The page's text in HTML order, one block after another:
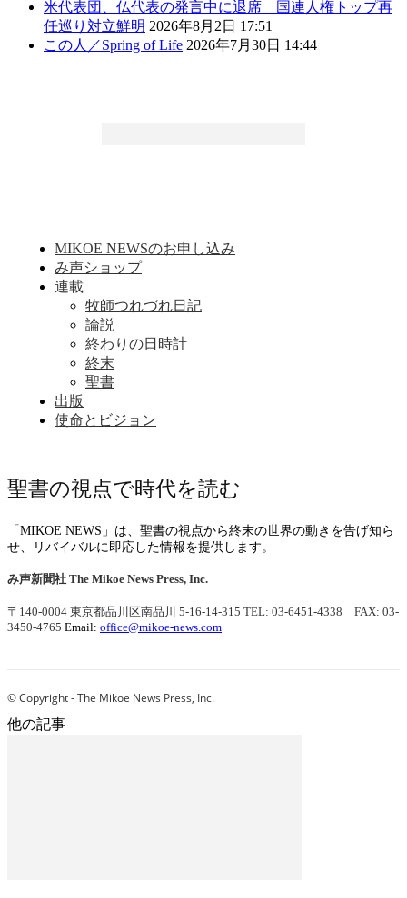
米代表団、仏代表の発言中に退席 国連人権トップ再
任巡り対立鮮明 2026年8月2日 17:51
この人／Spring of Life 2026年7月30日 14:44
MIKOE NEWSのお申し込み
み声ショップ
連載
牧師つれづれ日記
論説
終わりの日時計
終末
聖書
出版
使命とビジョン
聖書の視点で時代を読む
「MIKOE NEWS」は、聖書の視点から終末の世界の動きを告げ知ら
せ、リバイバルに即応した情報を提供します。
み声新聞社 The Mikoe News Press, Inc.
〒140-0004 東京都品川区南品川 5-16-14-315 TEL: 03-6451-4338 FAX: 03-
3450-4765 Email: office@mikoe-news.com
© Copyright - The Mikoe News Press, Inc.
他の記事